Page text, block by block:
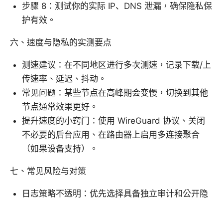
步骤 8：测试你的实际 IP、DNS 泄漏，确保隐私保
护有效。
六、速度与隐私的实测要点
测速建议：在不同地区进行多次测速，记录下载/上
传速率、延迟、抖动。
常见问题：某些节点在高峰期会变慢，切换到其他
节点通常效果更好。
提升速度的小窍门：使用 WireGuard 协议、关闭
不必要的后台应用、在路由器上启用多连接聚合
（如果设备支持）。
七、常见风险与对策
日志策略不透明：优先选择具备独立审计和公开隐